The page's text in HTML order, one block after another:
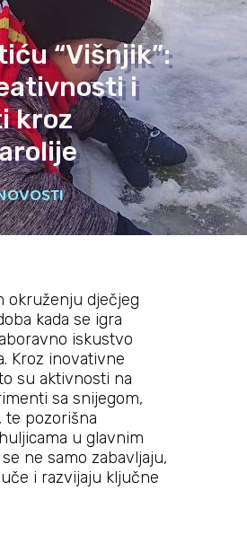
“Višnjik”:
i
kroz
okruženju dječjeg
kada se igra
iskustvo
Kroz inovativne
su aktivnosti na
sa snijegom,
te pozorišna
u glavnim
ne samo zabavljaju,
i razvijaju ključne